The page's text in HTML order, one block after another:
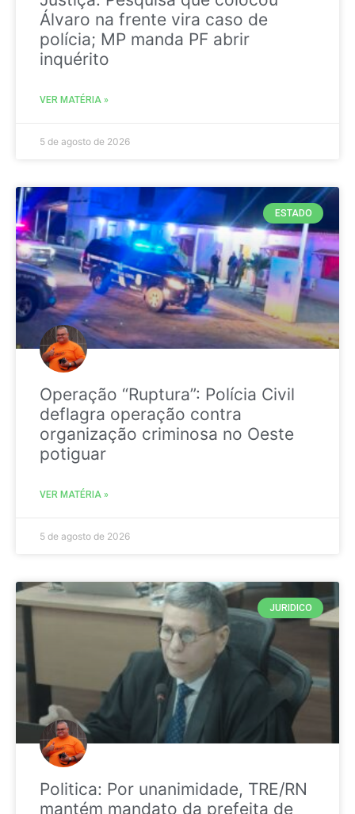
Álvaro na frente vira caso de
polícia; MP manda PF abrir
inquérito
VER MATÉRIA »
5 de agosto de 2026
ESTADO
Operação “Ruptura”: Polícia Civil
deflagra operação contra
organização criminosa no Oeste
potiguar
VER MATÉRIA »
5 de agosto de 2026
JURIDICO
Politica: Por unanimidade, TRE/RN
mantém mandato da prefeita de